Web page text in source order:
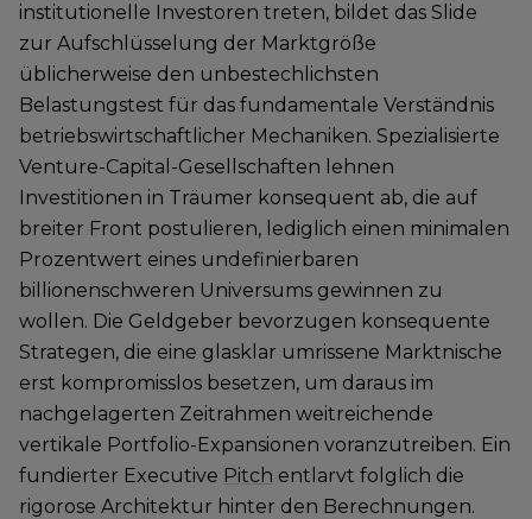
institutionelle Investoren treten, bildet das Slide
zur Aufschlüsselung der Marktgröße
üblicherweise den unbestechlichsten
Belastungstest für das fundamentale Verständnis
betriebswirtschaftlicher Mechaniken. Spezialisierte
Venture-Capital-Gesellschaften lehnen
Investitionen in Träumer konsequent ab, die auf
breiter Front postulieren, lediglich einen minimalen
Prozentwert eines undefinierbaren
billionenschweren Universums gewinnen zu
wollen. Die Geldgeber bevorzugen konsequente
Strategen, die eine glasklar umrissene Marktnische
erst kompromisslos besetzen, um daraus im
nachgelagerten Zeitrahmen weitreichende
vertikale Portfolio-Expansionen voranzutreiben. Ein
fundierter Executive Pitch entlarvt folglich die
rigorose Architektur hinter den Berechnungen.